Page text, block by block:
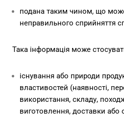
подана таким чином, що
неправильного сприйняття
Така інформація може
існування або природи
властивостей (наявності,
використання, складу,
виготовлення, доставки або